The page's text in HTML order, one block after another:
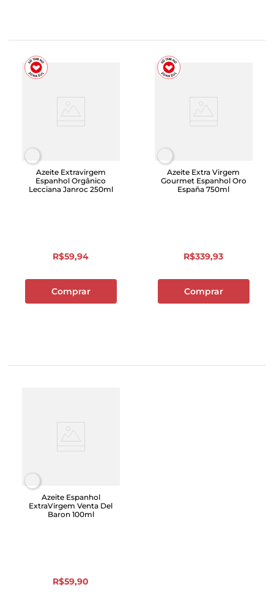
Azeite Extravirgem
Espanhol Orgânico
Lecciana Janroc 250ml
R$59,94
Comprar
Azeite Extra Virgem
Gourmet Espanhol Oro
España 750ml
R$339,93
Comprar
Azeite Espanhol
ExtraVirgem Venta Del
Baron 100ml
R$59,90